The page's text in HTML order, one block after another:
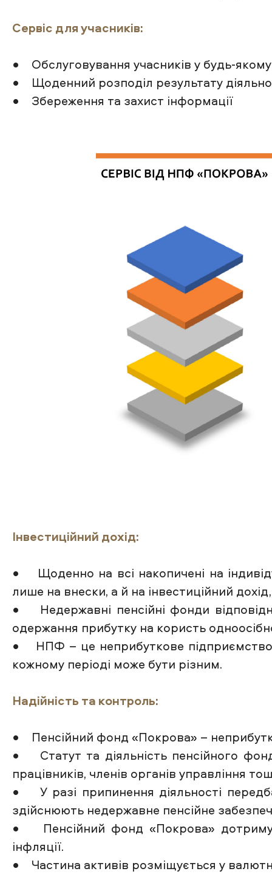
Сервіс для учасників:
• Обслуговування учасників у будь-якому
• Щоденний розподіл результату
• Збереження та захист інформації
Інвестиційний дохід:
• Щоденно на всі накопичені на
лише на внески, а й на інвестиційний
• Недержавні пенсійні фонди
одержання прибутку на користь
• НПФ – це неприбуткове підприємство,
кожному періоді може бути різним.
Надійність та контроль:
• Пенсійний фонд «Покрова» –
• Статут та діяльність пенсійного
працівників, членів органів управління
• У разі припинення діяльності
здійснюють недержавне пенсійне
• Пенсійний фонд «Покрова»
інфляції.
• Частина активів розміщується у